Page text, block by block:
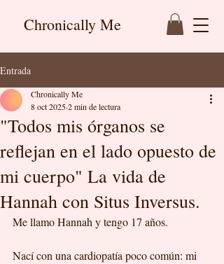
Chronically Me
Entrada
"Todos mis órganos se
reflejan en el lado opuesto de
mi cuerpo" La vida de
Hannah con Situs Inversus.
Chronically Me
8 oct 20252 min de lectura
Me llamo Hannah y tengo 17 años.
Nací con una cardiopatía poco común: mi